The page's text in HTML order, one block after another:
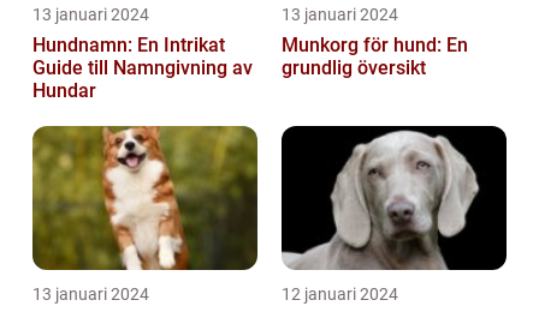
13 januari 2024
Hundnamn: En Intrikat
Guide till Namngivning av
Hundar
13 januari 2024
Munkorg för hund: En
grundlig översikt
13 januari 2024 12 januari 2024